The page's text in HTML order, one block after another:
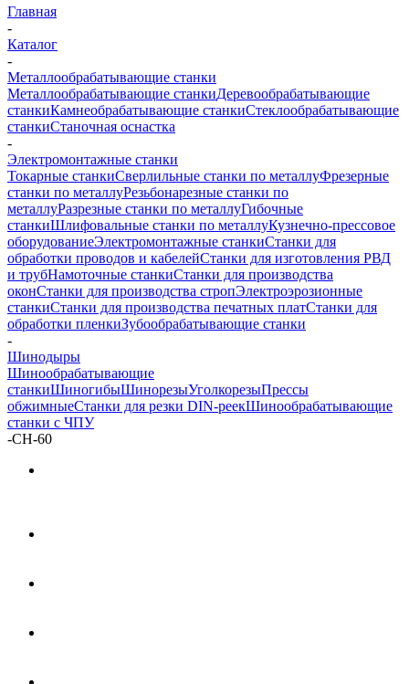
Главная
-
Каталог
-
Металлообрабатывающие станки
Металлообрабатывающие станкиДеревообрабатывающие
станкиКамнеобрабатывающие станкиСтеклообрабатывающие
станкиСтаночная оснастка
-
Электромонтажные станки
Токарные станкиСверлильные станки по металлуФрезерные
станки по металлуРезьбонарезные станки по
металлуРазрезные станки по металлуГибочные
станкиШлифовальные станки по металлуКузнечно-прессовое
оборудованиеЭлектромонтажные станкиСтанки для
обработки проводов и кабелейСтанки для изготовления РВД
и трубНамоточные станкиСтанки для производства
оконСтанки для производства стропЭлектроэрозионные
станкиСтанки для производства печатных платСтанки для
обработки пленкиЗубообрабатывающие станки
-
Шинодыры
Шинообрабатывающие
станкиШиногибыШинорезыУголкорезыПрессы
обжимныеСтанки для резки DIN-реекШинообрабатывающие
станки с ЧПУ
-CH-60